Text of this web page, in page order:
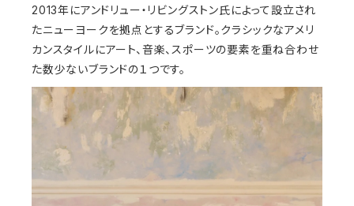
2013年にアンドリュー・リビングストン氏によって設立され
たニューヨークを拠点とするブランド。クラシックなアメリ
カンスタイルにアート、音楽、スポーツの要素を重ね合わせ
た数少ないブランドの１つです。